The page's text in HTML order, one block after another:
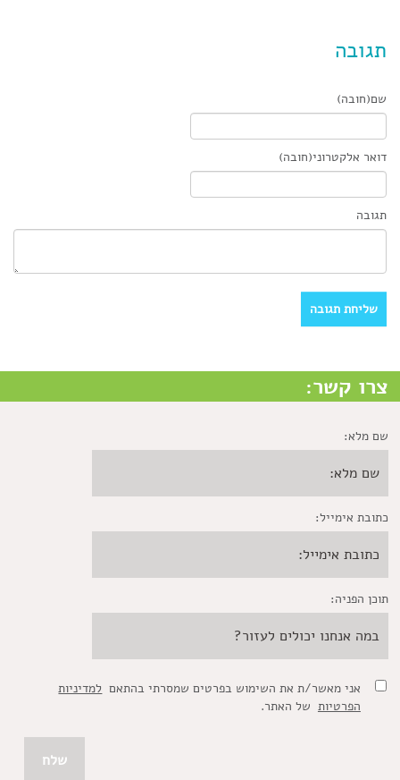
תגובה
שם(חובה)
דואר אלקטרוני(חובה)
תגובה
צרו קשר:
שם מלא:
כתובת אימייל:
תוכן הפניה:
אני מאשר/ת את השימוש בפרטים שמסרתי בהתאם למדיניות
הפרטיותשל האתר.